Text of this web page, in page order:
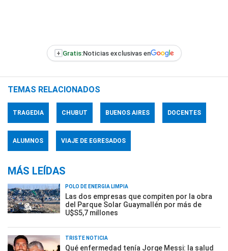
+ Gratis:Noticias exclusivas en
TEMAS RELACIONADOS
TRAGEDIA CHUBUT BUENOS AIRES DOCENTES
ALUMNOS VIAJE DE EGRESADOS
MÁS LEÍDAS
POLO DE ENERGÍA LIMPIA
Las dos empresas que compiten por la obra
del Parque Solar Guaymallén por más de
U$S5,7 millones
TRISTE NOTICIA
Qué enfermedad tenía Jorge Messi: la salud